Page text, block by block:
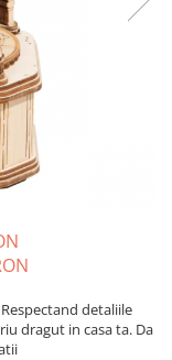
detaliile
dragut in casa ta. Da